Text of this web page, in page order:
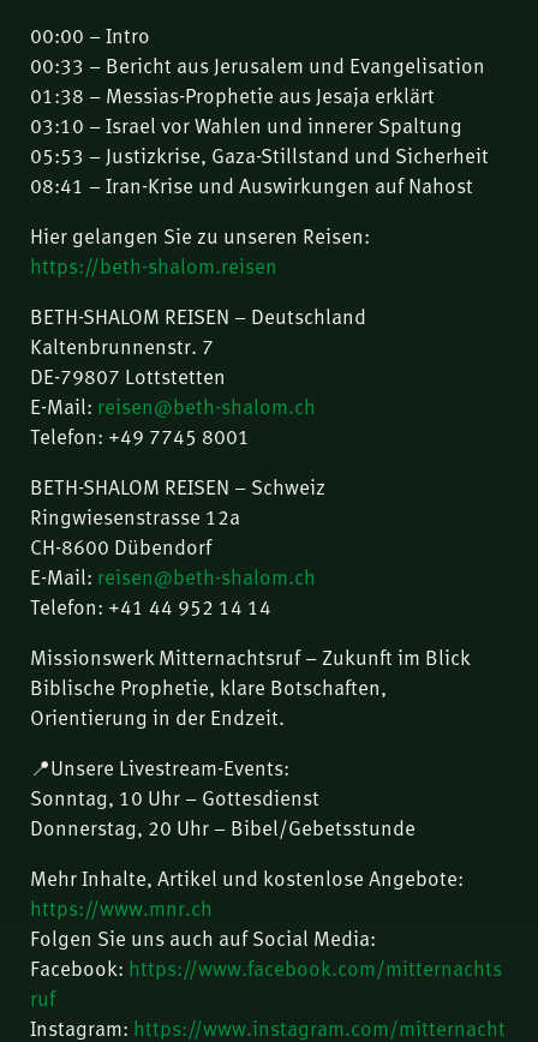
00:00 – Intro
00:33 – Bericht aus Jerusalem und Evangelisation
01:38 – Messias-Prophetie aus Jesaja erklärt
03:10 – Israel vor Wahlen und innerer Spaltung
05:53 – Justizkrise, Gaza-Stillstand und Sicherheit
08:41 – Iran-Krise und Auswirkungen auf Nahost
Hier gelangen Sie zu unseren Reisen:
https://beth-shalom.reisen
BETH-SHALOM REISEN – Deutschland
Kaltenbrunnenstr. 7
DE-79807 Lottstetten
E-Mail: reisen@beth-shalom.ch
Telefon: +49 7745 8001
BETH-SHALOM REISEN – Schweiz
Ringwiesenstrasse 12a
CH-8600 Dübendorf
E-Mail: reisen@beth-shalom.ch
Telefon: +41 44 952 14 14
Missionswerk Mitternachtsruf – Zukunft im Blick
Biblische Prophetie, klare Botschaften,
Orientierung in der Endzeit.
📍Unsere Livestream-Events:
Sonntag, 10 Uhr – Gottesdienst
Donnerstag, 20 Uhr – Bibel/Gebetsstunde
Mehr Inhalte, Artikel und kostenlose Angebote:
https://www.mnr.ch
Folgen Sie uns auch auf Social Media:
Facebook: https://www.facebook.com/mitternachts
ruf
Instagram: https://www.instagram.com/mitternacht